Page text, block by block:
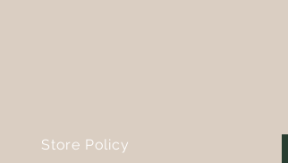
Store Policy